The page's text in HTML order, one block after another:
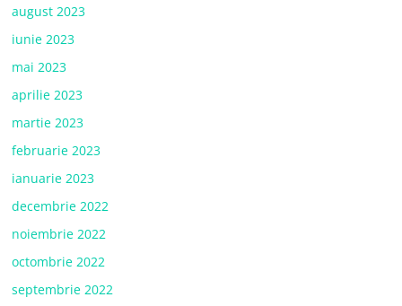
august 2023
iunie 2023
mai 2023
aprilie 2023
martie 2023
februarie 2023
ianuarie 2023
decembrie 2022
noiembrie 2022
octombrie 2022
septembrie 2022